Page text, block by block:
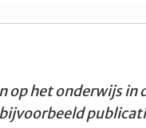
op het onderwijs